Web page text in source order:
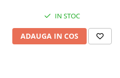
IN STOC
ADAUGA IN COS